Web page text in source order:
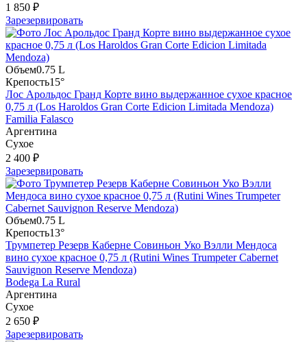
1 850 ₽
Зарезервировать
Объем0.75 L
Крепость15°
Лос Арольдос Гранд Корте вино выдержанное сухое красное
0,75 л (Los Haroldos Gran Corte Edicion Limitada Mendoza)
Familia Falasco
Аргентина
Сухое
2 400 ₽
Зарезервировать
Объем0.75 L
Крепость13°
Трумпетер Резерв Каберне Совиньон Уко Вэлли Мендоса
вино сухое красное 0,75 л (Rutini Wines Trumpeter Cabernet
Sauvignon Reserve Mendoza)
Bodega La Rural
Аргентина
Сухое
2 650 ₽
Зарезервировать